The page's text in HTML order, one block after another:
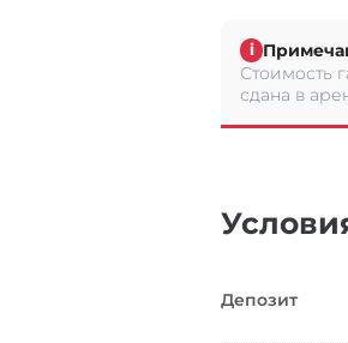
i
Стоимость
сдана в
Депозит